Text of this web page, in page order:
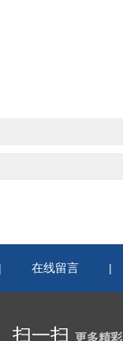
在线留言 |
扫一扫 更多精彩